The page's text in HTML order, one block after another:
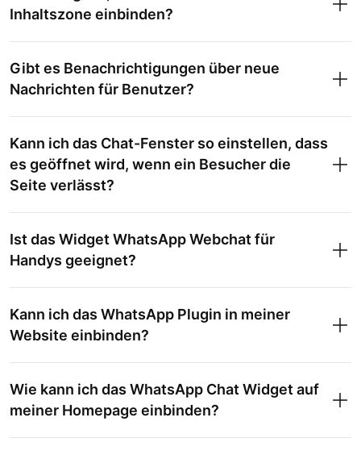
Inhaltszone einbinden?
Gibt es Benachrichtigungen über neue
Nachrichten für Benutzer?
Kann ich das Chat-Fenster so einstellen, dass
es geöffnet wird, wenn ein Besucher die
Seite verlässt?
Ist das Widget WhatsApp Webchat für
Handys geeignet?
Kann ich das WhatsApp Plugin in meiner
Website einbinden?
Wie kann ich das WhatsApp Chat Widget auf
meiner Homepage einbinden?